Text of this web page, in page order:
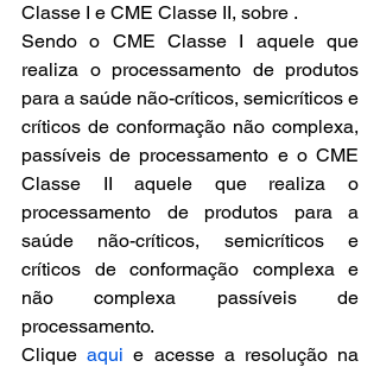
Classe I e CME Classe II, sobre .
Sendo o CME Classe I aquele que
realiza o processamento de produtos
para a saúde não-críticos, semicríticos e
críticos de conformação não complexa,
passíveis de processamento e o CME
Classe II aquele que realiza o
processamento de produtos para a
saúde não-críticos, semicríticos e
críticos de conformação complexa e
não complexa passíveis de
processamento.
Clique aqui e acesse a resolução na